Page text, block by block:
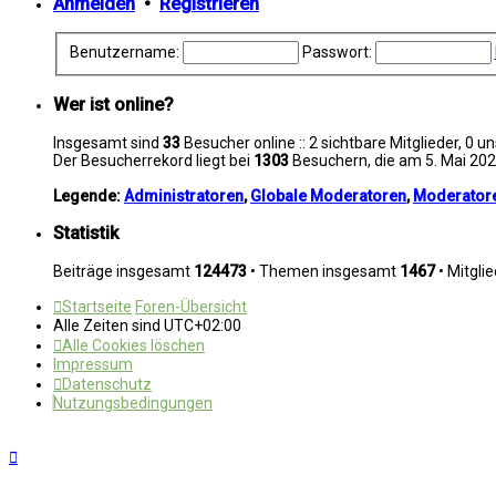
Benutzername: Passwort:
Wer ist online?
Insgesamt sind 33 Besucher online :: 2 sichtbare Mitglieder, 0
Der Besucherrekord liegt bei 1303 Besuchern, die am 5. Mai
Legende:Administratoren,Globale Moderatoren,
Statistik
Beiträge insgesamt 124473 • Themen insgesamt 1467•
Startseite Foren-Übersicht
Alle Zeiten sind UTC+02:00
Alle Cookies löschen
Impressum
Datenschutz
Nutzungsbedingungen